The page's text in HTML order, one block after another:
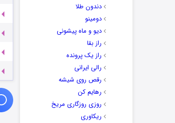
دندون طلا
دومینو
دیو و ماه پیشونی
راز بقا
راز یک پرونده
رالی ایرانی
رقص روی شیشه
رهایم کن
روزی روزگاری مریخ
ریکاوری